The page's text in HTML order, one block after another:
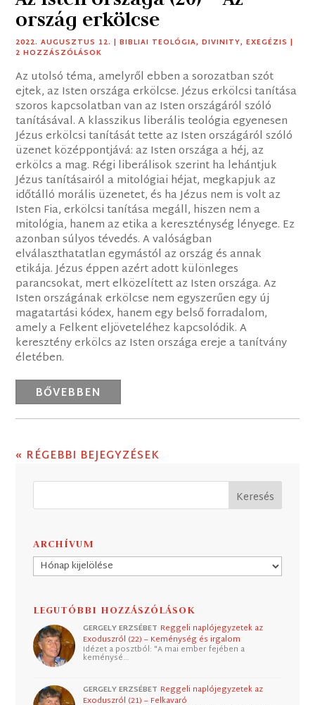
ország erkölcse
2022. AUGUSZTUS 12. |BIBLIAI TEOLÓGIA,DIVINITY,EXEGÉZIS |
2 HOZZÁSZÓLÁSOK
Az utolsó téma, amelyről ebben a sorozatban szót
ejtek, az Isten országa erkölcse. Jézus erkölcsi tanítása
szoros kapcsolatban van az Isten országáról szóló
tanításával. A klasszikus liberális teológia egyenesen
Jézus erkölcsi tanítását tette az Isten országáról szóló
üzenet középpontjává: az Isten országa a héj, az
erkölcs a mag. Régi liberálisok szerint ha lehántjuk
Jézus tanításairól a mitológiai héjat, megkapjuk az
időtálló morális üzenetet, és ha Jézus nem is volt az
Isten Fia, erkölcsi tanítása megáll, hiszen nem a
mitológia, hanem az etika a kereszténység lényege. Ez
azonban súlyos tévedés. A valóságban
elválaszthatatlan egymástól az ország és annak
etikája. Jézus éppen azért adott különleges
parancsokat, mert elközelített az Isten országa. Az
Isten országának erkölcse nem egyszerűen egy új
magatartási kódex, hanem egy belső forradalom,
amely a Felkent eljöveteléhez kapcsolódik. A
keresztény erkölcs az Isten országa ereje a tanítvány
életében.
BŐVEBBEN
« RÉGEBBI BEJEGYZÉSEK
ARCHÍVUM
Archívum
LEGUTÓBBI HOZZÁSZÓLÁSOK
GERGELY ERZSÉBET Reggeli naplójegyzetek az
Exoduszról (22) – Keménység és irgalom
Idézet a posztból: "A mai ember fejében a
keménysé…
GERGELY ERZSÉBET Reggeli naplójegyzetek az
Exoduszról (21) – Felkavaró